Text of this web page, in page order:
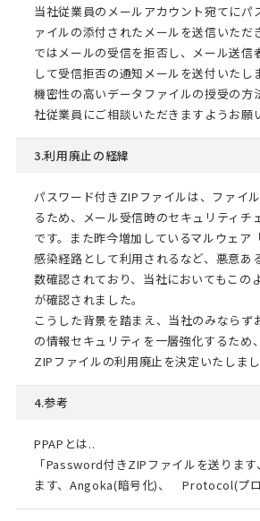
当社従業員のメールアカウント宛てにパ
ァイルの添付されたメールを送信いただ
ではメールの受信を拒否し、メール送信
して受信拒否の通知メールを送付いたし
機密性の高いデータファイルの授受の方
社従業員にご相談いただきますようお願
3.利用廃止の経緯
パスワード付きZIPファイルは、ファイ
るため、メール受信時のセキュリティチ
です。また昨今増加しているマルウェア
感染経路として利用されるなど、悪意あ
数確認されており、当社においてもこの
が確認されました。
こうした背景を踏まえ、当社のみならず
の情報セキュリティを一層強化するため
ZIPファイルの利用廃止を決定いたしまし
4.参考
PPAPとは..
「Password付きZIPファイルを送りま
ます、Angoka(暗号化)、
Protocol(プ